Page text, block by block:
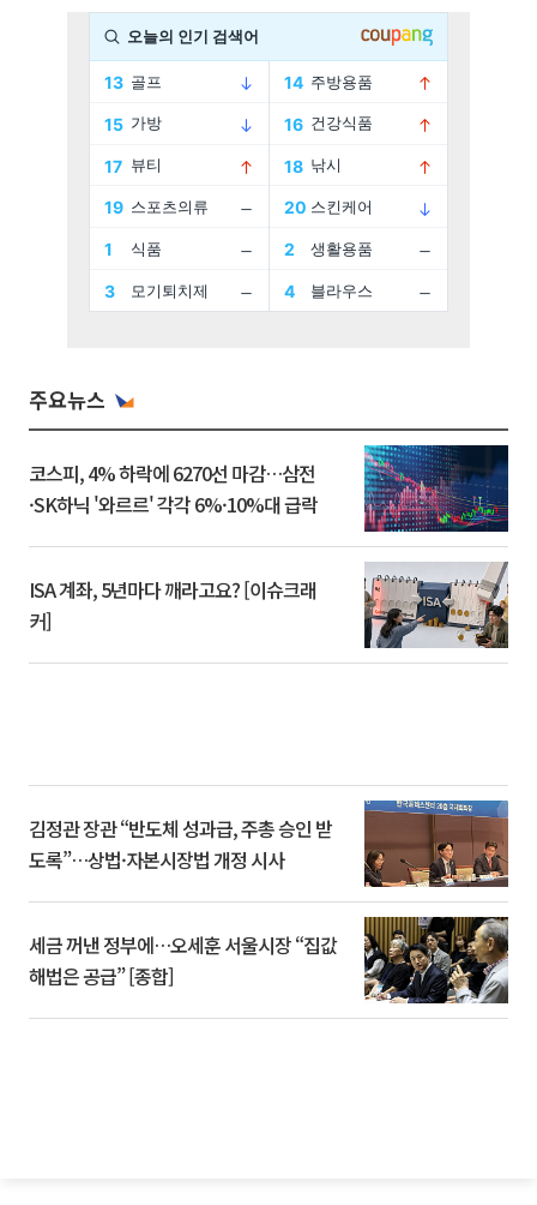
주요뉴스
코스피, 4% 하락에 6270선 마감…삼전
·SK하닉 '와르르' 각각 6%·10%대 급락
ISA 계좌, 5년마다 깨라고요? [이슈크래
커]
김정관 장관 “반도체 성과급, 주총 승인 받
도록”…상법·자본시장법 개정 시사
세금 꺼낸 정부에…오세훈 서울시장 “집값
해법은 공급” [종합]